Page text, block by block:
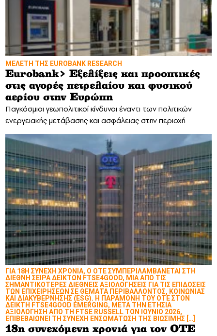
MΕΛΕΤΗ ΤΗΣ EUROBANK RESEARCH
Eurobank> Εξελίξεις και προοπτικές
στις αγορές πετρελαίου και φυσικού
αερίου στην Ευρώπη
Παγκόσμιοι γεωπολιτικοί κίνδυνοι έναντι των πολιτικών
ενεργειακής μετάβασης και ασφάλειας στην περιοχή
ΓΙΑ 18Η ΣΥΝΕΧΗ ΧΡΟΝΙΑ, Ο ΟΤΕ ΣΥΜΠΕΡΙΛΑΜΒΑΝΕΤΑΙ ΣΤΗ
ΔΙΕΘΝΗ ΣΕΙΡΑ ΔΕΙΚΤΩΝ FTSE4GOOD, ΜΙΑ ΑΠΟ ΤΙΣ
ΣΗΜΑΝΤΙΚΟΤΕΡΕΣ ΔΙΕΘΝΕΙΣ ΑΞΙΟΛΟΓΗΣΕΙΣ ΓΙΑ ΤΙΣ ΕΠΙΔΟΣΕΙΣ
ΤΩΝ ΕΠΙΧΕΙΡΗΣΕΩΝ ΣΕ ΘΕΜΑΤΑ ΠΕΡΙΒΑΛΛΟΝΤΟΣ, ΚΟΙΝΩΝΙΑΣ
ΚΑΙ ΔΙΑΚΥΒΕΡΝΗΣΗΣ (ESG). Η ΠΑΡΑΜΟΝΗ ΤΟΥ ΟΤΕ ΣΤΟΝ
ΔΕΙΚΤΗ FTSE4GOOD EMERGING, ΜΕΤΑ ΤΗΝ ΕΤΗΣΙΑ
ΑΞΙΟΛΟΓΗΣΗ ΑΠΟ ΤΗ FTSE RUSSELL ΤΟΝ ΙΟΥΝΙΟ 2026,
ΕΠΙΒΕΒΑΙΩΝΕΙ ΤΗ ΣΥΝΕΧΗ ΕΝΣΩΜΑΤΩΣΗ ΤΗΣ ΒΙΩΣΙΜΗΣ […]
18η συνεχόμενη χρονιά για τον ΟΤΕ